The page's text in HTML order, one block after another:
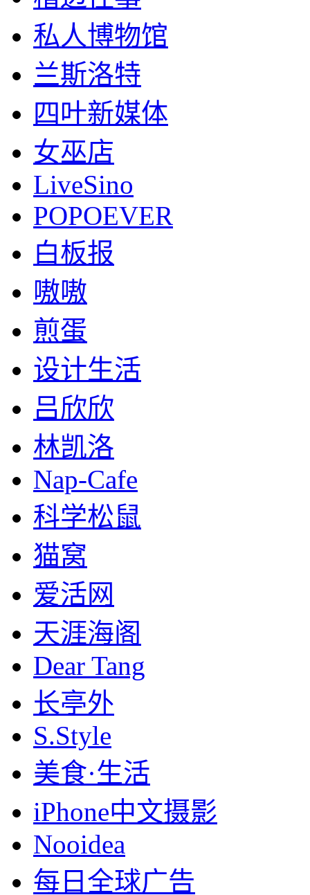
私人博物馆
兰斯洛特
四叶新媒体
女巫店
LiveSino
POPOEVER
白板报
嗷嗷
煎蛋
设计生活
吕欣欣
林凯洛
Nap-Cafe
科学松鼠
猫窝
爱活网
天涯海阁
Dear Tang
长亭外
S.Style
美食·生活
iPhone中文摄影
Nooidea
每日全球广告